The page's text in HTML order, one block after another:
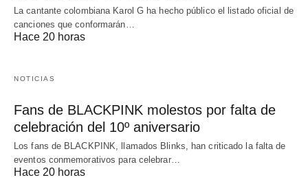
La cantante colombiana Karol G ha hecho público el listado oficial de
canciones que conformarán…
Hace 20 horas
NOTICIAS
Fans de BLACKPINK molestos por falta de
celebración del 10º aniversario
Los fans de BLACKPINK, llamados Blinks, han criticado la falta de
eventos conmemorativos para celebrar…
Hace 20 horas